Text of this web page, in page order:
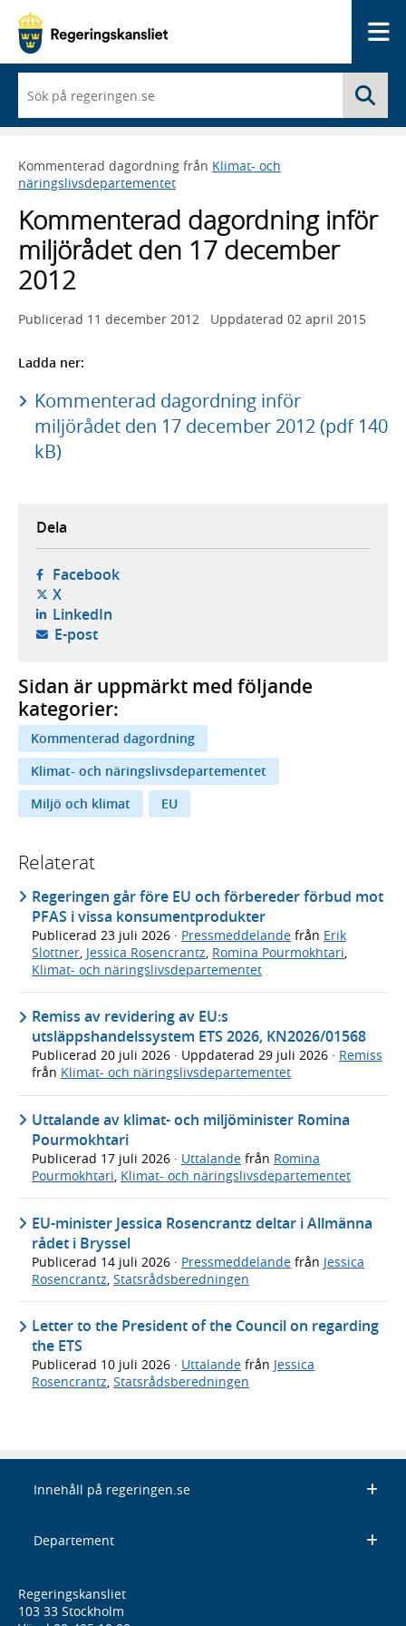
du
börjar
skriva
framträder
en
med
sökförslag
Kommenterad dagordning från Klimat- och
näringslivsdepartementet
Kommenterad dagordning inför
miljörådet den 17 december
2012
Publicerad 11 december 2012 Uppdaterad 02 april 2015
Ladda ner:
Kommenterad dagordning inför
miljörådet den 17 december 2012 (pdf 140
kB)
Dela
Facebook- öppnas i ny flik, extern webbplats,
X- öppnas i ny flik, extern webbplats,
LinkedIn- öppnas i ny flik, extern webbplats,
E-post- öppnar din e-postklient,
Sidan är uppmärkt med följande
kategorier:
Kommenterad dagordning
Klimat- och näringslivsdepartementet
Miljö och klimat
EU
Relaterat
Regeringen går före EU och förbereder förbud mot
PFAS i vissa konsumentprodukter
Publicerad 23 juli 2026 · Pressmeddelande från Erik
Slottner Jessica Rosencrantz Romina Pourmokhtari
Klimat- och näringslivsdepartementet
Remiss av revidering av EU:s
utsläppshandelssystem ETS 2026, KN2026/01568
Publicerad 20 juli 2026 · Uppdaterad 29 juli 2026 · Remiss
från Klimat- och näringslivsdepartementet
Uttalande av klimat- och miljöminister Romina
Pourmokhtari
Publicerad 17 juli 2026 · Uttalande från Romina
Pourmokhtari, Klimat- och näringslivsdepartementet
EU-minister Jessica Rosencrantz deltar i Allmänna
rådet i Bryssel
Publicerad 14 juli 2026 · Pressmeddelande från Jessica
Rosencrantz Statsrådsberedningen
Letter to the President of the Council on regarding
the ETS
Publicerad 10 juli 2026 · Uttalande från Jessica
Rosencrantz, Statsrådsberedningen
Innehåll på regeringen.se
Departement
Regeringskansliet
103 33 Stockholm